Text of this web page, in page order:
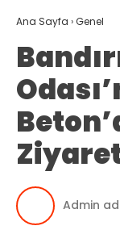
Ana Sayfa ›Genel
Admin